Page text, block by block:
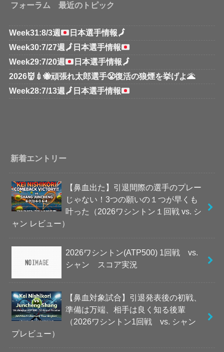
フォーラム 最近のトピック
Week31:8/3週 日本選手情報🗾
Week30:7/27週 🗾 日本選手情報
Week29:7/20週
日本選手情報🗾
2026👹💉🐝頑張れ太郎選手😤復活の狼煙を挙げよ🌋
Week28:7/13週 🗾 日本選手情報
新着エントリー
【鼻血出た】引退間際の選手のプレー
じゃない！3つの願いの１つが早くも
叶った（2026ワシントン１回戦 vs. シ
ャン レビュー）
2026ワシントン(ATP500) 1回戦 vs.
シャン スコア実況
【鼻血対象試合】引退発表後の初戦、
準備は万端、相手は良く知る後輩
（2026ワシントン1回戦 vs. シャン
プレビュー）